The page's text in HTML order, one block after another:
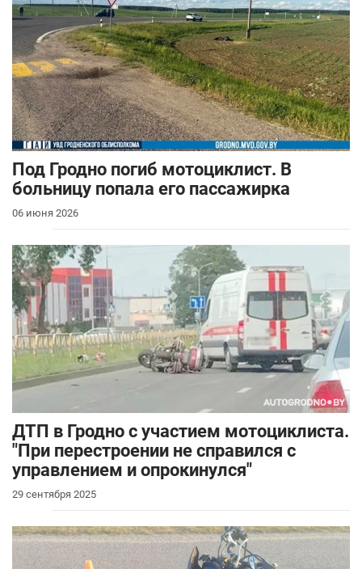
Под Гродно погиб мотоциклист. В
больницу попала его пассажирка
06 июня 2026
ДТП в Гродно с участием мотоциклиста.
"При перестроении не справился с
управлением и опрокинулся"
29 сентября 2025